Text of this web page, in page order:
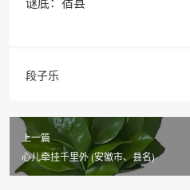
段子乐
上一篇
心儿牵挂千里外 (安徽市、县名)